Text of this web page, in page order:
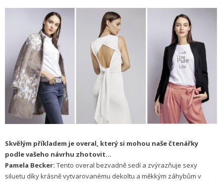
Skvělým příkladem je overal, který si mohou naše čtenářky
podle vašeho návrhu zhotovit...
Pamela Becker: Tento overal bezvadně sedí a zvýrazňuje sexy
siluetu díky krásně vytvarovanému dekoltu a měkkým záhybům v